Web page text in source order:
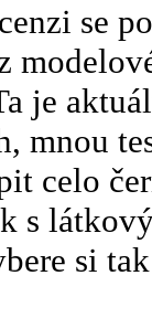
se
je
mnou
celo
s
si